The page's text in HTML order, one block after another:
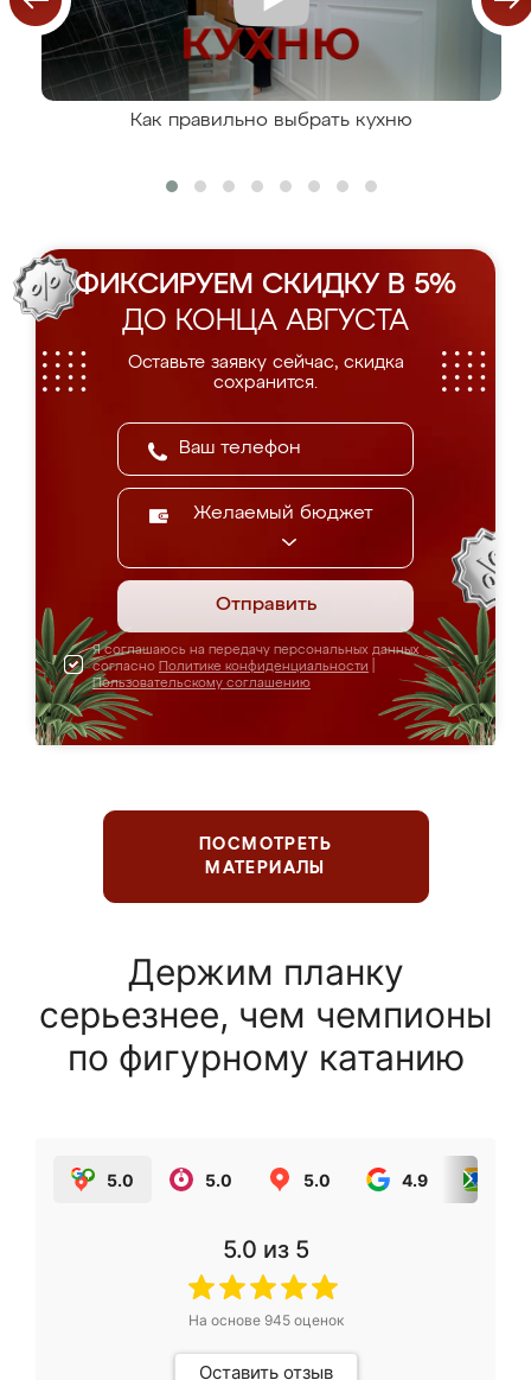
Как правильно выбрать кухню
ФИКСИРУЕМ СКИДКУ В 5%
ДО КОНЦА АВГУСТА
Оставьте заявку сейчас, скидка
сохранится.
Желаемый бюджет
Отправить
Я соглашаюсь на передачу персональных данных
согласно Политике конфиденциальности
Пользовательскому соглашению
ПОСМОТРЕТЬ
МАТЕРИАЛЫ
Держим планку
серьезнее, чем чемпионы
по фигурному катанию
5.0 5.0 5.0 4.9
5.0 из 5
На основе 945оценок
Оставить отзыв